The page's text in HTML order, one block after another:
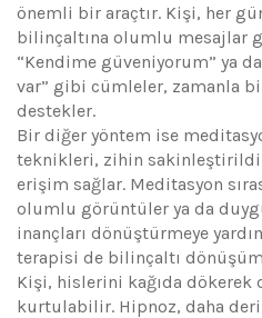
önemli bir araçtır. Kişi, her
bilinçaltına olumlu mesajlar
“Kendime güveniyorum” ya
var” gibi cümleler, zamanla
destekler.
Bir diğer yöntem ise
teknikleri, zihin
erişim sağlar. Meditasyon
olumlu görüntüler ya da
inançları dönüştürmeye
terapisi de bilinçaltı
Kişi, hislerini kağıda dökerek
kurtulabilir. Hipnoz, daha